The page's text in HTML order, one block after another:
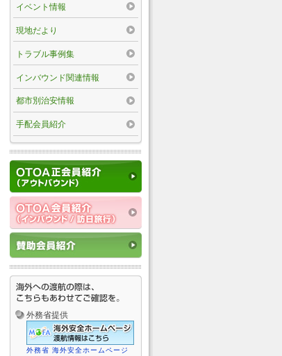
イベント情報
現地だより
トラブル事例集
インバウンド関連情報
都市別治安情報
手配会員紹介
外務省提供
外務省 海外安全ホームページ